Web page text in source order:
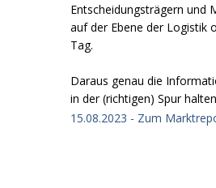
Entscheidungsträgern und
auf der Ebene der Logistik
Tag.
Daraus genau die
in der (richtigen) Spur
15.08.2023 - Zum